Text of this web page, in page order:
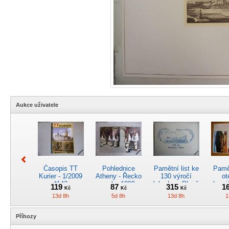
Aukce uživatele
Časopis TT
Kurier - 1/2009
*142
119Kč
13d 8h
Pohlednice
Atheny - Řecko
z roku 1989.
Nová nepoužitá
*5019
87 Kč
5d 8h
Pamětní list ke
130 výročí
lokodepa Plzeň
*2963
315 Kč
13d 8h
Příhozy